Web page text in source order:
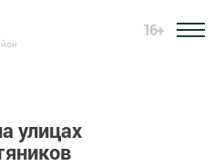
16+
улицах